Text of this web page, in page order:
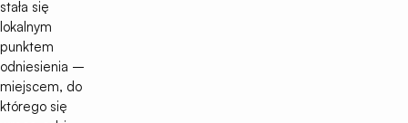
stała się
lokalnym
punktem
odniesienia –
miejscem, do
którego się